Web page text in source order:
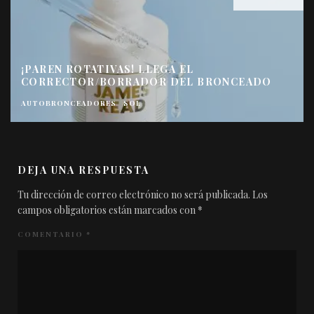
¡PAREN ROTATIVAS! LLEGA EL
CORRECTOR/BORRADOR DEL BRONCEADO
AUTOBRONCEADORES SOL
DEJA UNA RESPUESTA
Tu dirección de correo electrónico no será publicada. Los
campos obligatorios están marcados con *
COMENTARIO *